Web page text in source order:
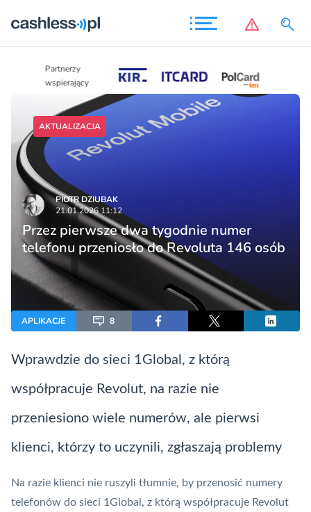
Partnerzy
wspierający
AKTUALIZACJA
PIOTR DZIUBAK
21.01.2026 11:12
Przez pierwsze dwa tygodnie numer
telefonu przeniosło do Revoluta 146 osób
APLIKACJE 8
Wprawdzie do sieci 1Global, z którą
współpracuje Revolut, na razie nie
przeniesiono wiele numerów, ale pierwsi
klienci, którzy to uczynili, zgłaszają problemy
Na razie klienci nie ruszyli tłumnie, by przenosić numery
telefonów do sieci 1Global, z którą współpracuje Revolut